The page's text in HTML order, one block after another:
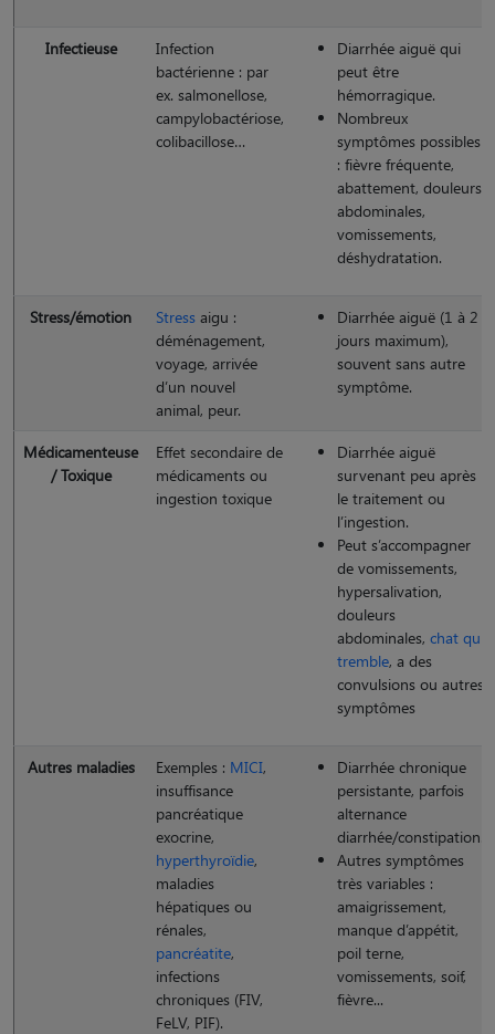
Infectieuse
Infection
bactérienne : par
ex. salmonellose,
campylobactériose,
colibacillose…
Diarrhée aiguë qui
peut être
hémorragique.
Nombreux
symptômes possibles
: fièvre fréquente,
abattement, douleurs
abdominales,
vomissements,
déshydratation.
Stress/émotion Stress aigu :
déménagement,
voyage, arrivée
d’un nouvel
animal, peur.
Diarrhée aiguë (1 à 2
jours maximum),
souvent sans autre
symptôme.
Médicamenteuse
/ Toxique
Effet secondaire de
médicaments ou
ingestion toxique
Diarrhée aiguë
survenant peu après
le traitement ou
l’ingestion.
Peut s’accompagner
de vomissements,
hypersalivation,
douleurs
abdominales, chat qui
tremble, a des
convulsions ou autres
symptômes
Autres maladies Exemples : MICI,
insuffisance
pancréatique
exocrine,
hyperthyroïdie,
maladies
hépatiques ou
rénales,
pancréatite,
infections
chroniques (FIV,
FeLV, PIF).
Diarrhée chronique
persistante, parfois
alternance
diarrhée/constipation.
Autres symptômes
très variables :
amaigrissement,
manque d’appétit,
poil terne,
vomissements, soif,
fièvre...